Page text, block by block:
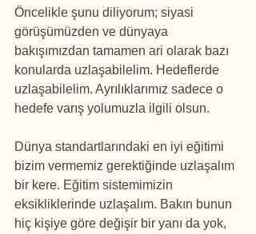
Öncelikle şunu diliyorum; siyasi
görüşümüzden ve dünyaya
bakışımızdan tamamen ari olarak bazı
konularda uzlaşabilelim. Hedeflerde
uzlaşabilelim. Ayrılıklarımız sadece o
hedefe varış yolumuzla ilgili olsun.
Dünya standartlarındaki en iyi eğitimi
bizim vermemiz gerektiğinde uzlaşalım
bir kere. Eğitim sistemimizin
eksikliklerinde uzlaşalım. Bakın bunun
hiç kişiye göre değişir bir yanı da yok,